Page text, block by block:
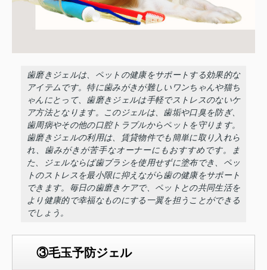
歯磨きジェルは、ペットの健康をサポートする効果的な
アイテムです。特に歯みがきが難しいワンちゃんや猫ち
ゃんにとって、歯磨きジェルは手軽でストレスのないケ
ア方法となります。このジェルは、歯垢や口臭を防ぎ、
歯周病やその他の口腔トラブルからペットを守ります。
歯磨きジェルの利用は、賃貸物件でも簡単に取り入れら
れ、歯みがきが苦手なオーナーにもおすすめです。ま
た、ジェルならば歯ブラシを使用せずに塗布でき、ペッ
トのストレスを最小限に抑えながら歯の健康をサポート
できます。毎日の歯磨きケアで、ペットとの共同生活を
より健康的で幸福なものにする一翼を担うことができる
でしょう。
③毛玉予防ジェル